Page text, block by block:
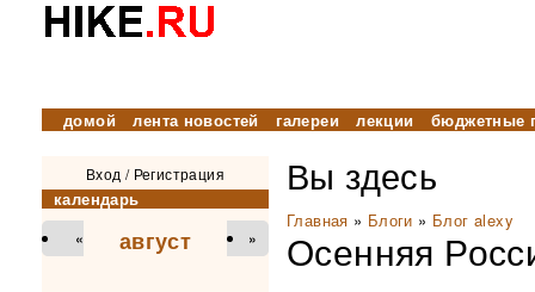
домой лента новостей галереи лекции бюджетные
Вход / Регистрация
календарь
август
« »
Вы здесь
Главная » Блоги » Блог alexy
Осенняя